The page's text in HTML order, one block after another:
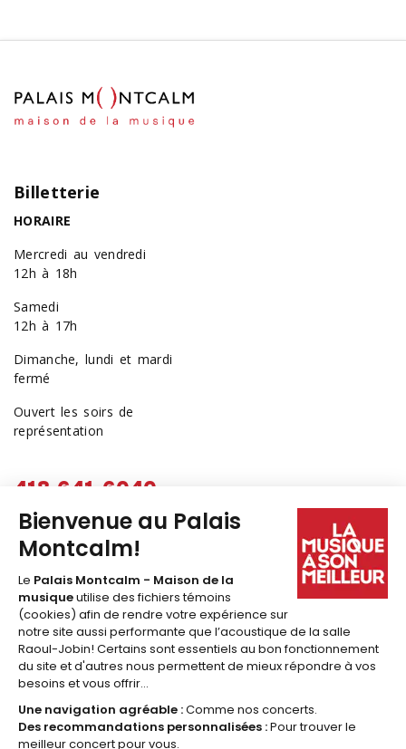
Abonnez-vous à l'INFOLETTREdu Palais Montcalm!
JE M'ABONNE
Billetterie
HORAIRE
Mercredi au vendredi
12h à 18h
Samedi
12h à 17h
Dimanche, lundi et mardi
fermé
Ouvert les soirs de
représentation
418 641-6040
1 877 641-6040
billetterie@palaismontcalm.ca